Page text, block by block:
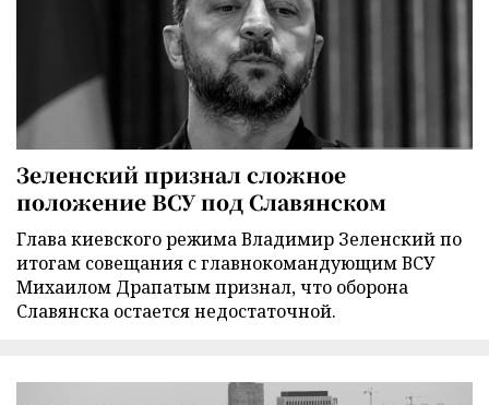
Зеленский признал сложное
положение ВСУ под Славянском
Глава киевского режима Владимир Зеленский по
итогам совещания с главнокомандующим ВСУ
Михаилом Драпатым признал, что оборона
Славянска остается недостаточной.